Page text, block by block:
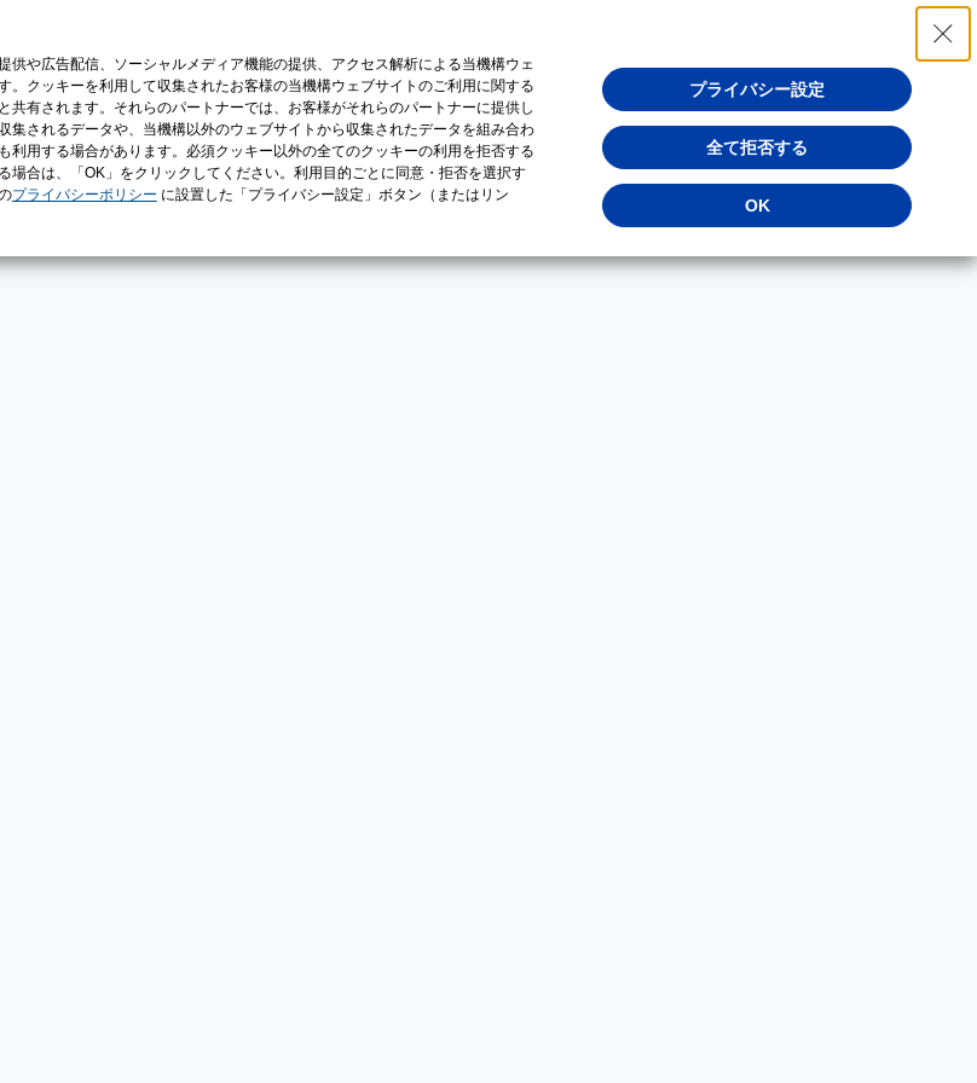
や広告配信、ソーシャルメディア機能の提供、アクセス解析による当機構ウェ
クッキーを利用して収集されたお客様の当機構ウェブサイトのご利用に関する
有されます。それらのパートナーでは、お客様がそれらのパートナーに提供し
されるデータや、当機構以外のウェブサイトから収集されたデータを組み合わ
用する場合があります。必須クッキー以外の全てのクッキーの利用を拒否する
合は、「OK」をクリックしてください。利用目的ごとに同意・拒否を選択す
プライバシーポリシー に設置した「プライバシー設定」ボタン（またはリン
プライバシー設定
全て拒否する
OK